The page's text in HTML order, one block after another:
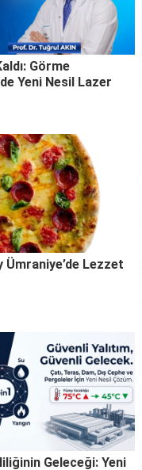
Görme
Yeni Nesil Lazer
Lezzet
Geleceği: Yeni